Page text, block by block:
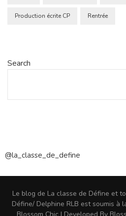
Production écrite CP Rentrée
Search
@la_classe_de_define
Le blog de La classe de Défine et
Défine/ Delphine RLB est soumis à